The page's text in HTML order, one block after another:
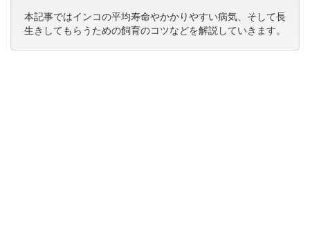
本記事ではインコの平均寿命やかかりやすい病気、そして長
生きしてもらうための飼育のコツなどを解説していきます。